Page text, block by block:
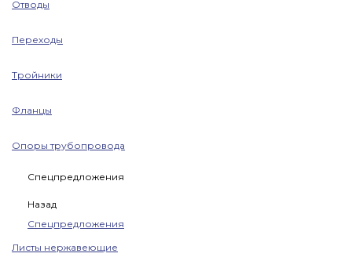
Отводы
Переходы
Тройники
Фланцы
Опоры трубопровода
Спецпредложения
Назад
Спецпредложения
Листы нержавеющие